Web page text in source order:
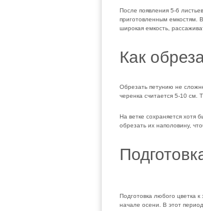
После появления 5-6
приготовленным емкостям.
широкая емкость,
Как
Обрезать петунию не
черенка считается 5-10 см.
На ветке сохраняется хотя
обрезать их наполовину,
Подготовка любого цветка
начале осени. В этот